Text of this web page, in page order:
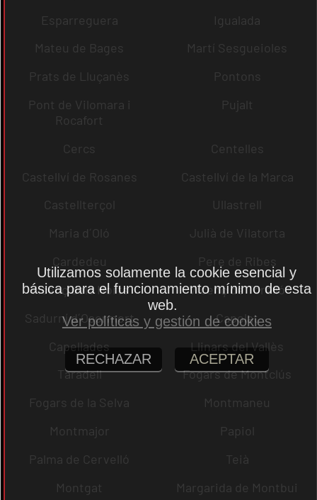
Esparreguera
Igualada
Mateu de Bages
Martí Sesgueioles
Prats de Lluçanès
Pontons
Pont de Vilomara i
Rocafort
Pujalt
Cercs
Centelles
Castellví de Rosanes
Castellví de la Marca
Castellterçol
Ullastrell
Maria d´Oló
Julià de Vilatorta
Cardedeu
Pere de Ribes
Vicenç dels Horts
Vicenç de Torelló
Sadurní d´Osormort
Capolat
Capellades
Llinars del Vallès
Taradell
Fogars de Montclús
Fogars de la Selva
Montmaneu
Montmajor
Papiol
Palma de Cervelló
Teià
Montgat
Margarida de Montbui
Utilizamos solamente la cookie esencial y
básica para el funcionamiento mínimo de esta
web.
Ver políticas y gestión de cookies
RECHAZAR ACEPTAR